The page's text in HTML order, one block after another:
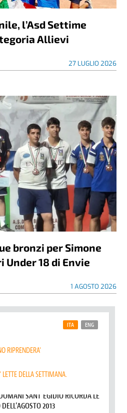
l’Asd Settime
Allievi
27 LUGLIO 2026
bronzi per Simone
18 di Envie
1 AGOSTO 2026